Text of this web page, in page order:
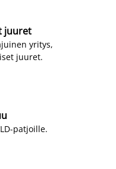
juuret
yritys,
juuret.
patjoille.